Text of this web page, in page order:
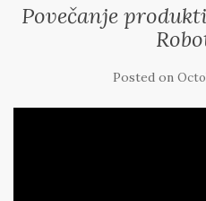
Povečanje
Posted on